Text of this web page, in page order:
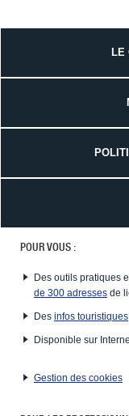
LE
POUR VOUS :
Des outils pratiques
de 300 adresses de
Des infos touristiques
Disponible sur
Gestion des cookies